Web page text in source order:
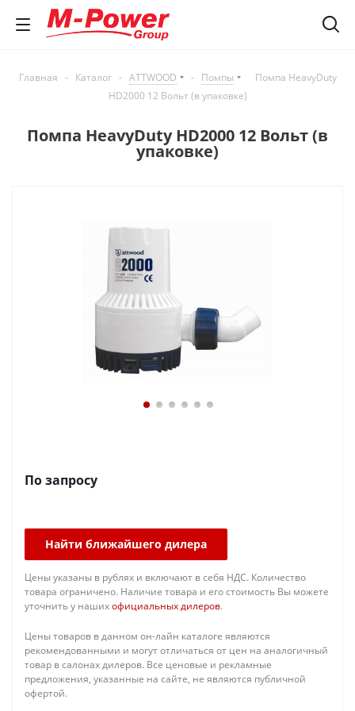
Главная - Каталог - ATTWOOD - Помпы
Помпа HeavyDuty
HD2000 12 Вольт (в упаковке)
Помпа HeavyDuty HD2000 12 Вольт (в
упаковке)
По запросу
Найти ближайшего дилера
Цены указаны в рублях и включают в себя НДС. Количество
товара ограничено. Наличие товара и его стоимость Вы можете
уточнить у нашихофициальных дилеров.
Цены товаров в данном он-лайн каталоге являются
рекомендованными и могут отличаться от цен на аналогичный
товар в салонах дилеров. Все ценовые и рекламные
предложения, указанные на сайте, не являются публичной
офертой.